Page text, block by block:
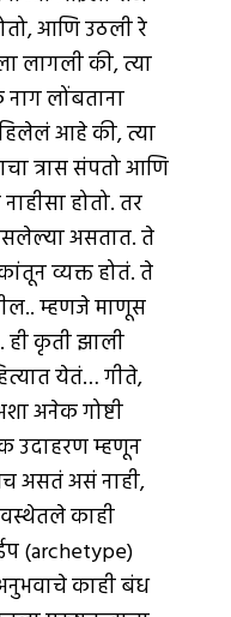
आणि उठली रे
लागली की, त्या
लोंबताना
आहे की, त्या
त्रास संपतो आणि
होतो. तर
असतात. ते
व्यक्त होतं. ते
म्हणजे माणूस
ही कृती झाली
येतं… गीते,
अनेक गोष्टी
उदाहरण म्हणून
असतं असं नाही,
काही
(archetype)
काही बंध